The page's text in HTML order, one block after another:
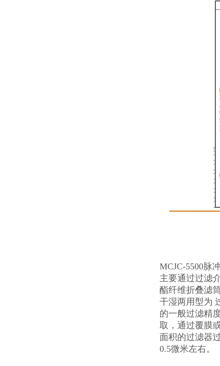
MCJC-5500脉
主要通过过滤
酯纤维折叠滤
干湿两用型为
的一般过滤精
取，通过覆膜
面积的过滤器
0.5微米左右。